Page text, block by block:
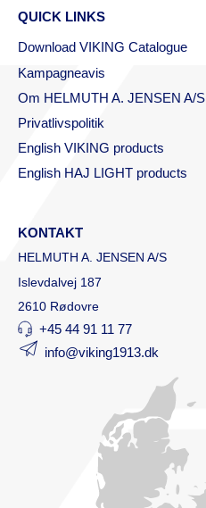
QUICK LINKS
Download VIKING Catalogue
Kampagneavis
Om HELMUTH A. JENSEN A/S
Privatlivspolitik
English VIKING products
English HAJ LIGHT products
KONTAKT
HELMUTH A. JENSEN A/S
Islevdalvej 187
2610 Rødovre
+45 44 91 11 77
info@viking1913.dk